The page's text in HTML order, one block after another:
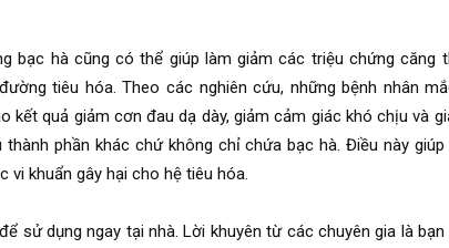
bạc hà cũng có thể giúp làm giảm các triệu chứng căng
tiêu hóa. Theo các nghiên cứu, những bệnh nhân
kết quả giảm cơn đau dạ dày, giảm cảm giác khó chịu và
phần khác chứ không chỉ chứa bạc hà. Điều này
vi khuẩn gây hại cho hệ tiêu hóa.
sử dụng ngay tại nhà. Lời khuyên từ các chuyên gia là